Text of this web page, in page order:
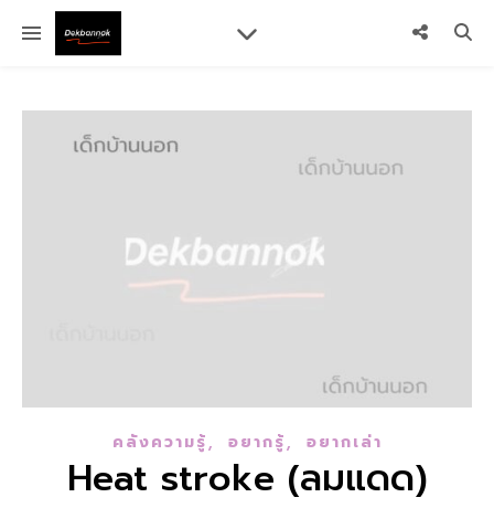
คลังความรู้, อยากรู้, อยากเล่า
Heat stroke (ลมแดด)